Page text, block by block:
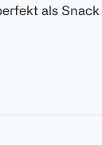
als